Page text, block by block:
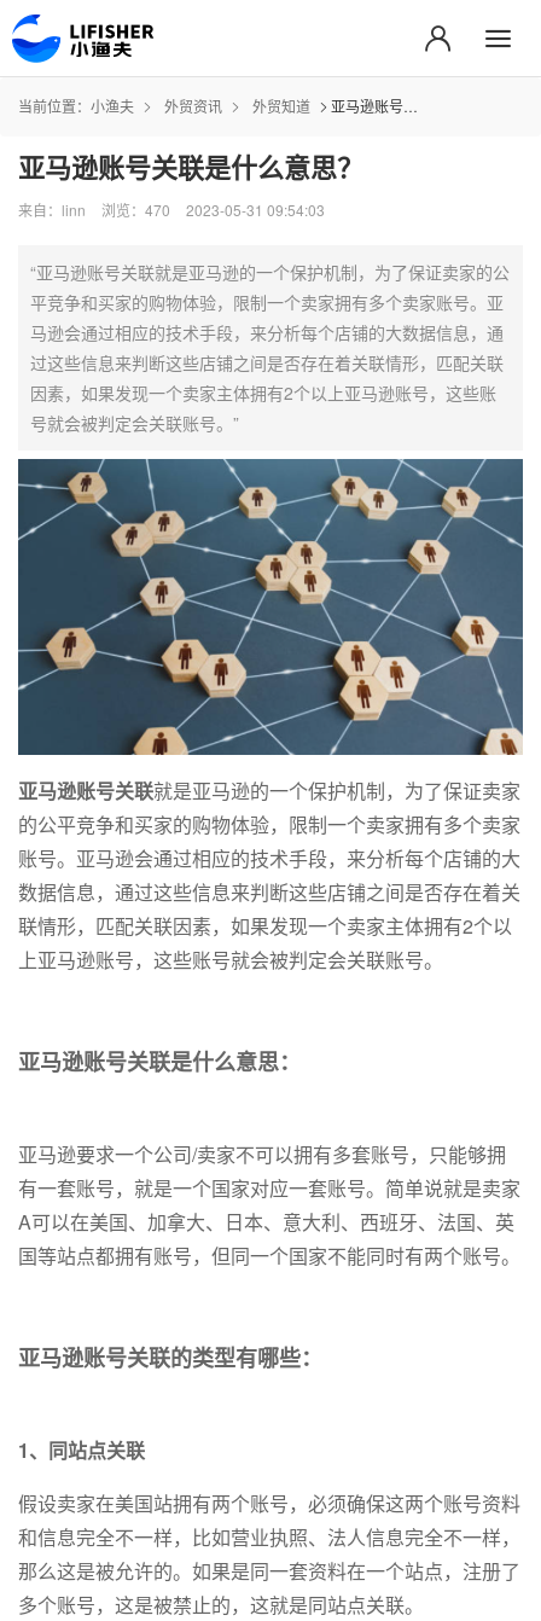
当前位置： 小渔夫 外贸资讯 外贸知道 亚马逊账号关联是什么意思？
亚马逊账号关联是什么意思？
来自：linn 浏览：470 2023-05-31 09:54:03
“亚马逊账号关联就是亚马逊的一个保护机制，为了保证卖家的公
平竞争和买家的购物体验，限制一个卖家拥有多个卖家账号。亚
马逊会通过相应的技术手段，来分析每个店铺的大数据信息，通
过这些信息来判断这些店铺之间是否存在着关联情形，匹配关联
因素，如果发现一个卖家主体拥有2个以上亚马逊账号，这些账
号就会被判定会关联账号。”
亚马逊账号关联就是亚马逊的一个保护机制，为了保证卖家
的公平竞争和买家的购物体验，限制一个卖家拥有多个卖家
账号。亚马逊会通过相应的技术手段，来分析每个店铺的大
数据信息，通过这些信息来判断这些店铺之间是否存在着关
联情形，匹配关联因素，如果发现一个卖家主体拥有2个以
上亚马逊账号，这些账号就会被判定会关联账号。
亚马逊账号关联是什么意思：
亚马逊要求一个公司/卖家不可以拥有多套账号，只能够拥
有一套账号，就是一个国家对应一套账号。简单说就是卖家
A可以在美国、加拿大、日本、意大利、西班牙、法国、英
国等站点都拥有账号，但同一个国家不能同时有两个账号。
亚马逊账号关联的类型有哪些：
1、同站点关联
假设卖家在美国站拥有两个账号，必须确保这两个账号资料
和信息完全不一样，比如营业执照、法人信息完全不一样，
那么这是被允许的。如果是同一套资料在一个站点，注册了
多个账号，这是被禁止的，这就是同站点关联。